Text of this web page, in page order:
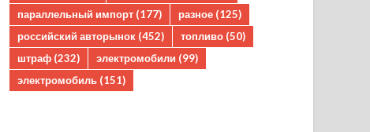
параллельный импорт (177) разное (125)
российский авторынок (452) топливо (50)
штраф (232) электромобили (99)
электромобиль (151)